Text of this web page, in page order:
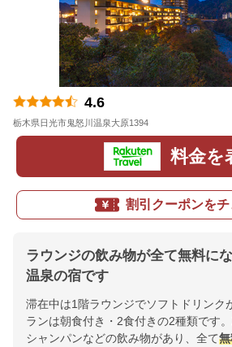
4.6
栃木県日光市鬼怒川温泉大原1394
料金を
割引クーポンをチ
ラウンジの飲み物が全て無料に
温泉の宿です
滞在中は1階ラウンジでソフトドリンク
ランは朝食付き・2食付きの2種類です
シャンパンなどの飲み物があり、全て